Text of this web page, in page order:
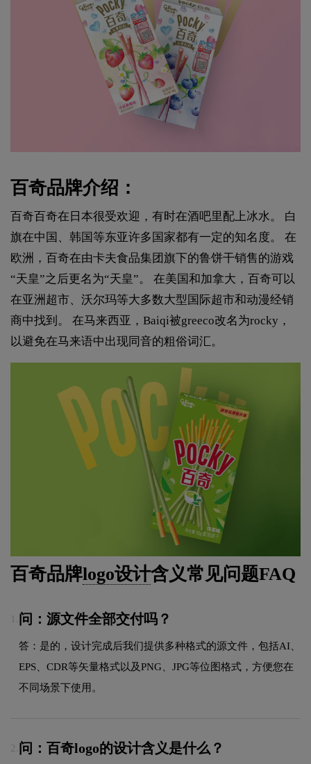
百奇品牌介绍：
百奇百奇在日本很受欢迎，有时在酒吧里配上冰水。 白
旗在中国、韩国等东亚许多国家都有一定的知名度。 在
欧洲，百奇在由卡夫食品集团旗下的鲁饼干销售的游戏
“天皇”之后更名为“天皇”。 在美国和加拿大，百奇可以
在亚洲超市、沃尔玛等大多数大型国际超市和动漫经销
商中找到。 在马来西亚，Baiqi被greeco改名为rocky，
以避免在马来语中出现同音的粗俗词汇。
百奇品牌logo设计含义常见问题FAQ
问：源文件全部交付吗？
答：是的，设计完成后我们提供多种格式的源文件，包括AI、
EPS、CDR等矢量格式以及PNG、JPG等位图格式，方便您在
不同场景下使用。
2. 问：百奇logo的设计含义是什么？